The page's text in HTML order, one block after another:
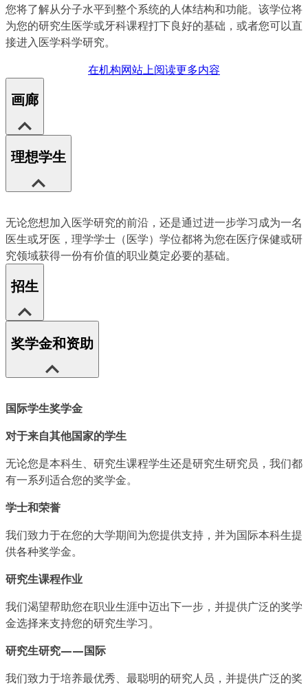
您将了解从分子水平到整个系统的人体结构和功能。该学位将
为您的研究生医学或牙科课程打下良好的基础，或者您可以直
接进入医学科学研究。
在机构网站上阅读更多内容
画廊
理想学生
无论您想加入医学研究的前沿，还是通过进一步学习成为一名
医生或牙医，理学学士（医学）学位都将为您在医疗保健或研
究领域获得一份有价值的职业奠定必要的基础。
招生
奖学金和资助
国际学生奖学金
对于来自其他国家的学生
无论您是本科生、研究生课程学生还是研究生研究员，我们都
有一系列适合您的奖学金。
学士和荣誉
我们致力于在您的大学期间为您提供支持，并为国际本科生提
供各种奖学金。
研究生课程作业
我们渴望帮助您在职业生涯中迈出下一步，并提供广泛的奖学
金选择来支持您的研究生学习。
研究生研究——国际
我们致力于培养最优秀、最聪明的研究人员，并提供广泛的奖